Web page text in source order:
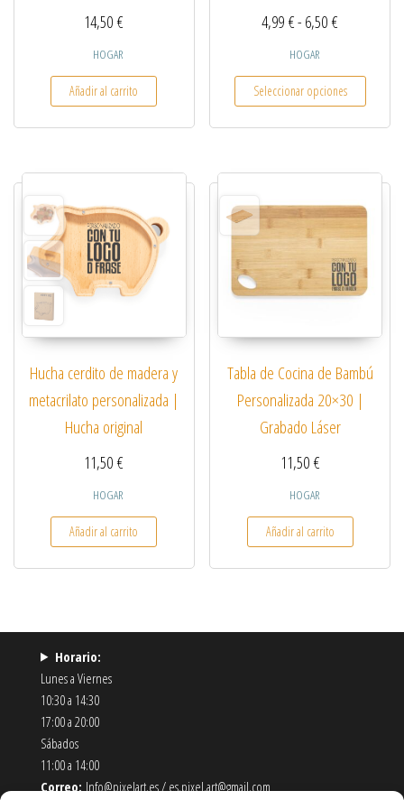
14,50€
HOGAR
Añadir al carrito
4,99€- 6,50€
HOGAR
Seleccionar opciones
Este
Hucha cerdito de madera y
metacrilato personalizada |
Hucha original
11,50€
HOGAR
Añadir al carrito
Tabla de Cocina de Bambú
Personalizada 20×30 |
Grabado Láser
11,50€
HOGAR
Añadir al carrito
Horario:
Lunes a Viernes
10:30 a 14:30
17:00 a 20:00
Sábados
11:00 a 14:00
Correo: Info@pixelart.es / es.pixel.art@gmail.com